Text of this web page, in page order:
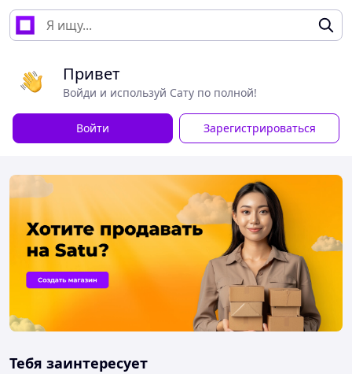
Привет
Войди и используй Сату по полной!
Войти Зарегистрироваться
Тебя заинтересует